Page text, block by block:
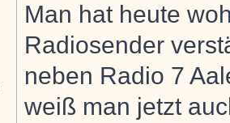
Man hat heute
Radiosender
neben Radio 7
weiß man jetzt